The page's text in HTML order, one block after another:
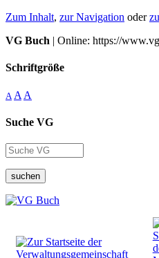
Zum Inhalt, zur Navigation oder
VG Buch | Online: https://
Schriftgröße
A A A
Suche VG
suchen